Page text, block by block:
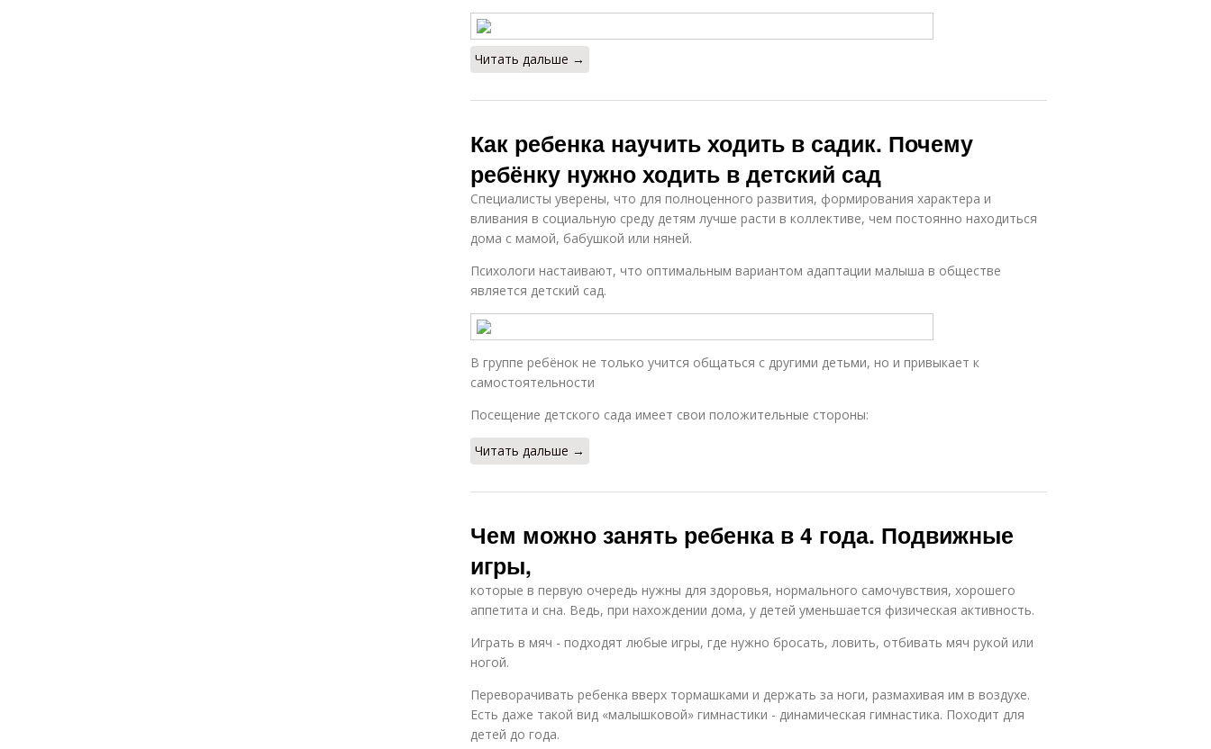
Читать дальше →
Как ребенка научить ходить в садик. Почему
ребёнку нужно ходить в детский сад
Специалисты уверены, что для полноценного развития, формирования характера и
вливания в социальную среду детям лучше расти в коллективе, чем постоянно находиться
дома с мамой, бабушкой или няней.
Психологи настаивают, что оптимальным вариантом адаптации малыша в обществе
является детский сад.
В группе ребёнок не только учится общаться с другими детьми, но и привыкает к
самостоятельности
Посещение детского сада имеет свои положительные стороны:
Читать дальше →
Чем можно занять ребенка в 4 года. Подвижные
игры,
которые в первую очередь нужны для здоровья, нормального самочувствия, хорошего
аппетита и сна. Ведь, при нахождении дома, у детей уменьшается физическая активность.
Играть в мяч - подходят любые игры, где нужно бросать, ловить, отбивать мяч рукой или
ногой.
Переворачивать ребенка вверх тормашками и держать за ноги, размахивая им в воздухе.
Есть даже такой вид «малышковой» гимнастики - динамическая гимнастика. Походит для
детей до года.